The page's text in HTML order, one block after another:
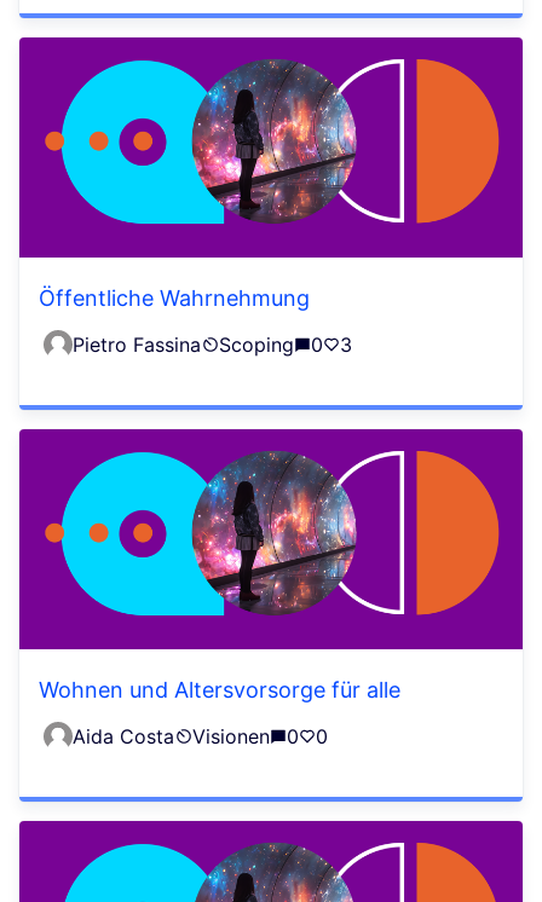
Öffentliche Wahrnehmung
Pietro Fassina Scoping 0 3
Wohnen und Altersvorsorge für alle
Aida Costa Visionen 0 0